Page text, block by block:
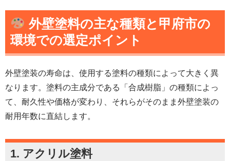
外壁塗料の主な種類と 甲府市の
環境での選定ポイント
外壁塗装の寿命は、使用する塗料の種類によって大きく異
なります。塗料の主成分である「合成樹脂」の種類によっ
て、耐久性や価格が変わり、それらがそのまま外壁塗装の
耐用年数に直結します。
1. アクリル塗料